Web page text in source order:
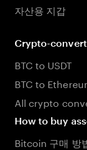
자산용 지갑
Crypto-
BTC to USDT
BTC to
All crypto
How to buy
Bitcoin 구매 방